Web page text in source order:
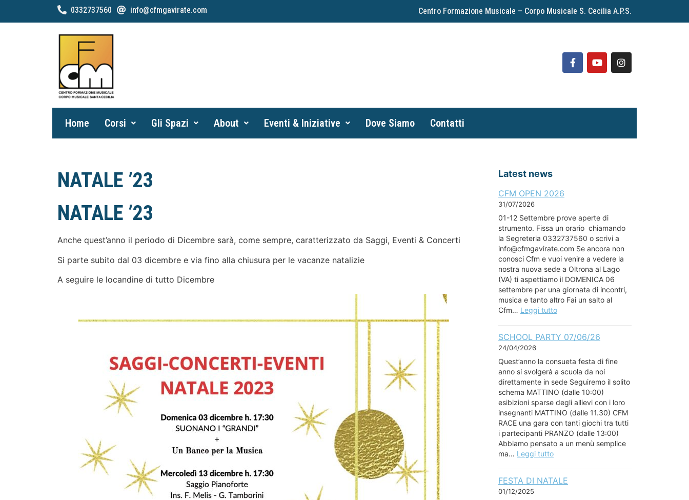
0332737560 info@cfmgavirate.com Centro Formazione Musicale – Corpo Musicale S. Cecilia A.P.S.
Home Corsi Gli Spazi About Eventi & Iniziative Dove Siamo Contatti
NATALE ’23
NATALE ’23
Anche quest’anno il periodo di Dicembre sarà, come sempre, caratterizzato da Saggi, Eventi & Concerti
Si parte subito dal 03 dicembre e via fino alla chiusura per le vacanze natalizie
A seguire le locandine di tutto Dicembre
Latest news
CFM OPEN 2026
31/07/2026
01-12 Settembre prove aperte di
strumento. Fissa un orario chiamando
la Segreteria 0332737560 o scrivi a
info@cfmgavirate.com Se ancora non
conosci Cfm e vuoi venire a vedere la
nostra nuova sede a Oltrona al Lago
(VA) ti aspettiamo il DOMENICA 06
settembre per una giornata di incontri,
musica e tanto altro Fai un salto al
Cfm… Leggi tutto
SCHOOL PARTY 07/06/26
24/04/2026
Quest’anno la consueta festa di fine
anno si svolgerà a scuola da noi
direttamente in sede Seguiremo il solito
schema MATTINO (dalle 10:00)
esibizioni sparse degli allievi con i loro
insegnanti MATTINO (dalle 11.30) CFM
RACE una gara con tanti giochi tra tutti
i partecipanti PRANZO (dalle 13:00)
Abbiamo pensato a un menù semplice
ma… Leggi tutto
FESTA DI NATALE
01/12/2025